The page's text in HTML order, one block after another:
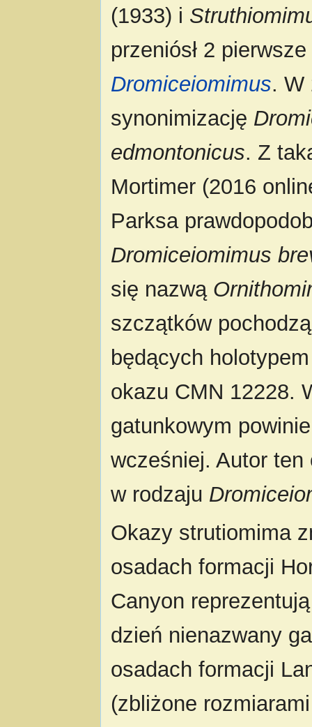
(1933) i
przeniósł 2
Dromiceiomimus. W
synonimizację
edmontonicus. Z
Mortimer (2016
Parksa
Dromiceiomimus
się nazwą
szczątków
będących
okazu CMN 12228.
gatunkowym
wcześniej. Autor
w rodzaju
Okazy strutiomima
osadach formacji
Canyon
dzień nienazwany
osadach formacji
(zbliżone